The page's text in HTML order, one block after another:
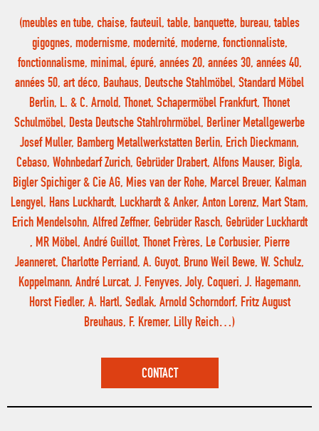
(meubles en tube, chaise, fauteuil, table, banquette, bureau, tables
gigognes, modernisme, modernité, moderne, fonctionnaliste,
fonctionnalisme, minimal, épuré, années 20, années 30, années 40,
années 50, art déco, Bauhaus, Deutsche Stahlmöbel, Standard Möbel
Berlin, L. & C. Arnold, Thonet, Schapermöbel Frankfurt, Thonet
Schulmöbel, Desta Deutsche Stahlrohrmöbel, Berliner Metallgewerbe
Josef Muller, Bamberg Metallwerkstatten Berlin, Erich Dieckmann,
Cebaso, Wohnbedarf Zurich, Gebrüder Drabert, Alfons Mauser, Bigla,
Bigler Spichiger & Cie AG, Mies van der Rohe, Marcel Breuer, Kalman
Lengyel, Hans Luckhardt, Luckhardt & Anker, Anton Lorenz, Mart Stam,
Erich Mendelsohn, Alfred Zeffner, Gebrüder Rasch, Gebrüder Luckhardt
, MR Möbel, André Guillot, Thonet Frères, Le Corbusier, Pierre
Jeanneret, Charlotte Perriand, A. Guyot, Bruno Weil Bewe, W. Schulz,
Koppelmann, André Lurcat, J. Fenyves, Joly, Coqueri, J. Hagemann,
Horst Fiedler, A. Hartl, Sedlak, Arnold Schorndorf, Fritz August
Breuhaus, F. Kremer, Lilly Reich…)
CONTACT